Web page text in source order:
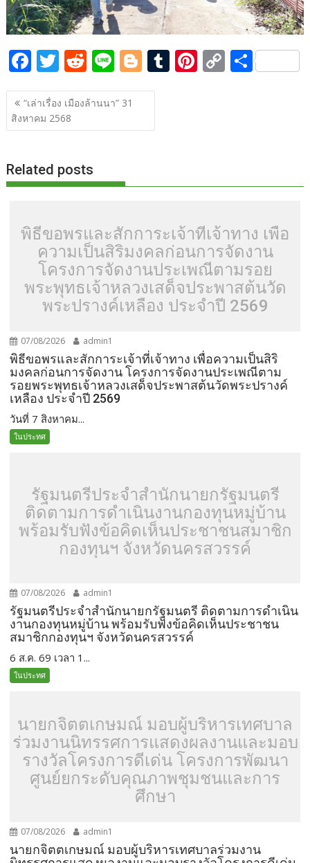
F
ac
e
b
o
k
T
w
itt
er
R
e
d
di
Li
n
e
Bl
o
g
T Pi C
k
S
แนะแนว
เรื่อง
“เล่าเรื่อง เมืองล้านนา” 31
สิงหาคม 2568
Related posts
พิธีขอพรและสักการะเจ้าที่เจ้าทาง เพื่อ
ความเป็นสิริมงคลก่อนการจัดงาน
โครงการจัดงานประเพณีตามรอย
พระพุทธเจ้าหลวงเสด็จประพาสต้นวัด
พระปรางค์เหลือง ประจำปี 2569
07/08/2026 admin1
พิธีขอพรและสักการะเจ้าที่เจ้าทาง เพื่อความเป็นสิริ
มงคลก่อนการจัดงาน โครงการจัดงานประเพณีตาม
รอยพระพุทธเจ้าหลวงเสด็จประพาสต้นวัดพระปรางค์
เหลือง ประจำปี 2569
วันที่ 7 สิงหาคม...
ในประทศ
รัฐมนตรีประจำสำนักนายกรัฐมนตรี
ติดตามการดำเนินงานกองทุนหมู่บ้าน
พร้อมรับฟังข้อคิดเห็นประชาชนสมาชิก
กองทุนฯ จังหวัดนครสวรรค์
07/08/2026 admin1
รัฐมนตรีประจำสำนักนายกรัฐมนตรี ติดตามการดำเนิน
งานกองทุนหมู่บ้าน พร้อมรับฟังข้อคิดเห็นประชาชน
สมาชิกกองทุนฯ จังหวัดนครสวรรค์
6 ส.ค. 69 เวลา 1...
ในประทศ
นายกจิตตเกษมณ์ มอบผู้บริหารเทศบาล
ร่วมงานนิทรรศการแสดงผลงานและมอบ
รางวัลโครงการดีเด่น โครงการพัฒนา
ศูนย์ยกระดับคุณภาพชุมชนและการ
ศึกษา
07/08/2026 admin1
นายกจิตตเกษมณ์ มอบผู้บริหารเทศบาลร่วมงาน